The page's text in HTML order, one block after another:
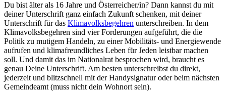
Du bist älter als 16 Jahre und Österreicher/in? Dann kannst du mit
deiner Unterschrift ganz einfach Zukunft schenken, mit deiner
Unterschrift für das Klimavolksbegehren unterschreiben. In dem
Klimavolksbegehren sind vier Forderungen aufgeführt, die die
Politik zu mutigem Handeln, zu einer Mobilitäts- und Energiewende
aufrufen und klimafreundliches Leben für Jeden leistbar machen
soll. Und damit das im Nationalrat besprochen wird, braucht es
genau Deine Unterschrift. Am besten unterschreibst du direkt,
jederzeit und blitzschnell mit der Handysignatur oder beim nächsten
Gemeindeamt (muss nicht dein Wohnort sein).